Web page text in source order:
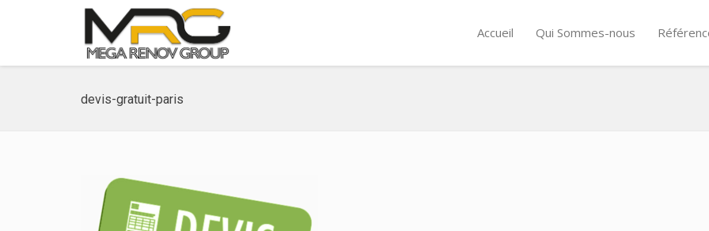
Accueil Qui Sommes-nous
devis-gratuit-paris